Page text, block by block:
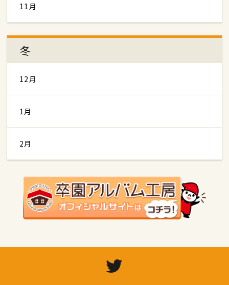
11月
冬
12月
1月
2月